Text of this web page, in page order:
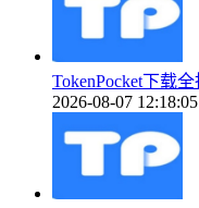
TokenPocket下载
2026-08-07 12:18:05